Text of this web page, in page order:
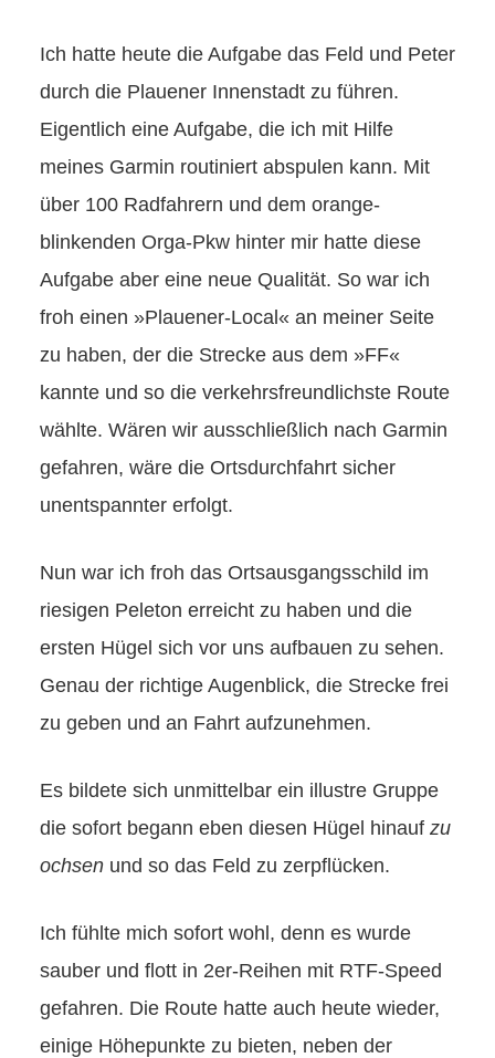
Ich hatte heute die Aufgabe das Feld und Peter
durch die Plauener Innenstadt zu führen.
Eigentlich eine Aufgabe, die ich mit Hilfe
meines Garmin routiniert abspulen kann. Mit
über 100 Radfahrern und dem orange-
blinkenden Orga-Pkw hinter mir hatte diese
Aufgabe aber eine neue Qualität. So war ich
froh einen »Plauener-Local« an meiner Seite
zu haben, der die Strecke aus dem »FF«
kannte und so die verkehrsfreundlichste Route
wählte. Wären wir ausschließlich nach Garmin
gefahren, wäre die Ortsdurchfahrt sicher
unentspannter erfolgt.
Nun war ich froh das Ortsausgangsschild im
riesigen Peleton erreicht zu haben und die
ersten Hügel sich vor uns aufbauen zu sehen.
Genau der richtige Augenblick, die Strecke frei
zu geben und an Fahrt aufzunehmen.
Es bildete sich unmittelbar ein illustre Gruppe
die sofort begann eben diesen Hügel hinauf zu
ochsen und so das Feld zu zerpflücken.
Ich fühlte mich sofort wohl, denn es wurde
sauber und flott in 2er-Reihen mit RTF-Speed
gefahren. Die Route hatte auch heute wieder,
einige Höhepunkte zu bieten, neben der